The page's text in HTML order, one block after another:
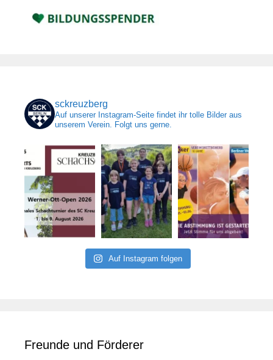
sckreuzberg
Auf unserer Instagram-Seite findet ihr tolle Bilder aus
unserem Verein. Folgt uns gerne.
Auf Instagram folgen
Freunde und Förderer